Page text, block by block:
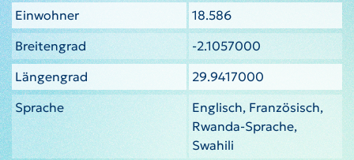
Einwohner
18.586
Breitengrad
-2.1057000
Längengrad
29.9417000
Sprache
Englisch, Französisch,
Rwanda-Sprache,
Swahili